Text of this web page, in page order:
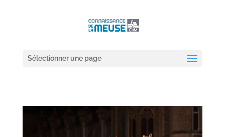
Sélectionner une page